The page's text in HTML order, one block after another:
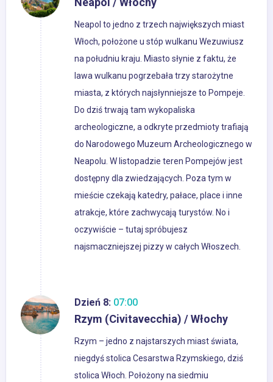
Neapol to jedno z trzech największych miast
Włoch, położone u stóp wulkanu Wezuwiusz
na południu kraju. Miasto słynie z faktu, że
lawa wulkanu pogrzebała trzy starożytne
miasta, z których najsłynniejsze to Pompeje.
Do dziś trwają tam wykopaliska
archeologiczne, a odkryte przedmioty trafiają
do Narodowego Muzeum Archeologicznego w
Neapolu. W listopadzie teren Pompejów jest
dostępny dla zwiedzających. Poza tym w
mieście czekają katedry, pałace, place i inne
atrakcje, które zachwycają turystów. No i
oczywiście – tutaj spróbujesz
najsmaczniejszej pizzy w całych Włoszech.
Dzień 8: 07:00
Rzym (Civitavecchia) / Włochy
Rzym – jedno z najstarszych miast świata,
niegdyś stolica Cesarstwa Rzymskiego, dziś
stolica Włoch. Położony na siedmiu